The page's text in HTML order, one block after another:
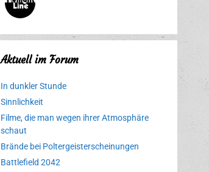
Aktuell im Forum
In dunkler Stunde
Sinnlichkeit
Filme, die man wegen ihrer Atmosphäre
schaut
Brände bei Poltergeisterscheinungen
Battlefield 2042